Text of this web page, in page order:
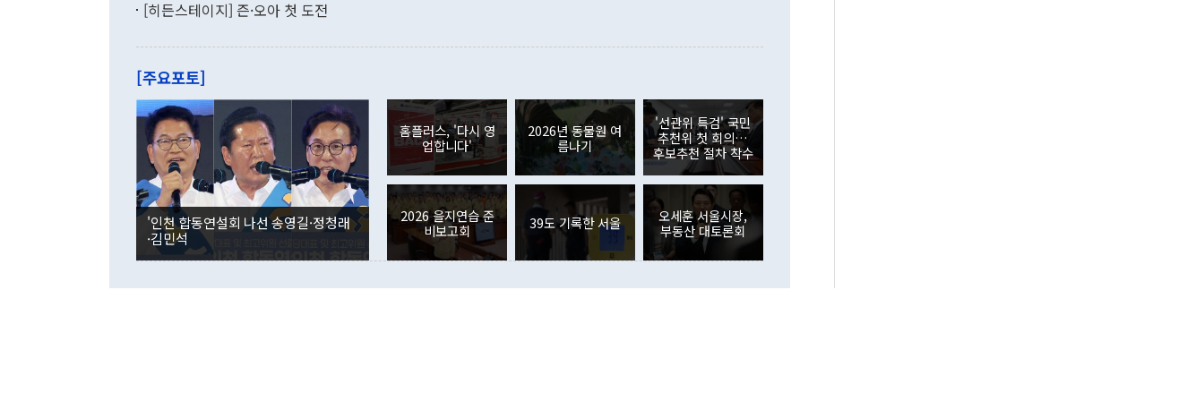
"우리의 선의대로 하는 게 과연 한반도의 평화와 안정에 플러스냐, 결론적
관은 업무보고 사후 브리핑에서 정 장관이 언급한 '4자 회담'에 대해 "이상
이 9월 러시아 블라디보스토크에서 열리는 '동방경제포럼(EEF)'을 언급하
며 "정부 차원에서 (참석을) 검토하고 있다"고 발언한 데 대해서도 조 장관
은 "그것은 외교부의 몫"이라며 "아직 거기까지 진도가 나가지 않았다"고
잘랐다. 정 장관이 이날 소개한 대북 구상과 설명은 정부 내 조율을 거치지
않았다는 점에서 문제가 있다. 특히 주적 표현 대체와 국호 사용, 9·19 군
사합의 복원, 4자회담 추진 등은 통일부 장관이 결정할 사안이 아니어서 월
권이라는 지적이 나오고 있다. 이 대통령은 정 장관의 업무보고를 듣고 난
뒤 "여기 업무보고에 발표했다고 승인난 건 아니다"라고 재차 확인했다. 정
부의 한 소식통은 "정 장관의 발언 내용은 대부분 국가안전보장회의(NSC)
를 거쳐 결정된 사안이 아닌 정 장관의 개인적 생각에 가깝다"며 "안보 관
련 부처 장관이 정부의 공식 정책이 아닌 사안을 추진하겠다고 업무보고를
하고 대통령의 면전에서 '국군통수권자가 나서야 한다'고 주장한 것은 심각
로 전환됐다. 본원소득수지는 배당소득을 중심으로 32억7000만달러 흑자
는 배당수입이 늘어난 데다 전월 분기배당에 따른 기저효과로 배당지급이
였던 올해 3월(369억9000만달러)을 넘어선 것이다. 직접투자에서는 내국
인의 해외투자가 80억1000만달러, 외국인의 국내투자가 46억3000만달러
각각 증가했다. 증권투자에서는 외국인의 국내 주식 매도세가 이어졌다. 외
국인의 국내 주식 투자는 차익실현 매도 등의 영향으로 316억1000만달러
감소하며 전월(-310억5000만달러)에 이어 역대 최대 순매도 기록을 다시
경신했다. 외국인의 국내 채권투자는 세계국채지수(WGBI) 자금 유입에도
분기 말 만기도래 영향으로 증가 폭이 줄어든 52억9000만달러를 기록했
다. 내국인의 해외 증권투자는 주식을 중심으로 35억6000만달러 증가했
다. eoyn2@newspim.com
[히든스테이지] 즌·오아 첫 도전
[주요포토]
'인천 합동연설회 나선 송영길·정청래
·김민석
홈플러스, '다시 영
업합니다'
2026년 동물원 여
름나기
'선관위 특검' 국민
추천위 첫 회의…
후보추천 절차 착수
2026 을지연습 준
비보고회
39도 기록한 서울
오세훈 서울시장,
부동산 대토론회